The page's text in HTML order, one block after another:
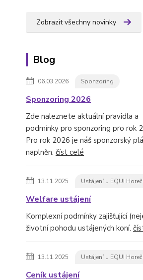
Zobrazit všechny novinky
Blog
06.03.2026 Sponzoring
Sponzoring 2026
Zde naleznete aktuální pravidla a
podmínky pro sponzoring pro rok
Pro rok 2026 je náš sponzorský
naplněn. číst celé
13.11.2025 Ustájení u EQUI
Welfare ustájení
Komplexní podmínky zajišťující
životní pohodu ustájených koní.
13.11.2025 Ustájení u EQUI
Ceník ustájení